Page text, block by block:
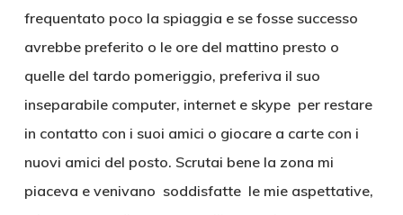
frequentato poco la spiaggia e se fosse successo
avrebbe preferito o le ore del mattino presto o
quelle del tardo pomeriggio, preferiva il suo
inseparabile computer, internet e skype per restare
in contatto con i suoi amici o giocare a carte con i
nuovi amici del posto. Scrutai bene la zona mi
piaceva e venivano soddisfatte le mie aspettative,